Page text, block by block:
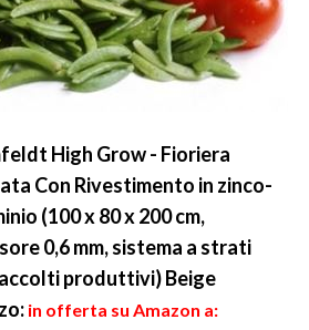
High Grow - Fioriera
Con Rivestimento in zinco-
(100 x 80 x 200 cm,
0,6 mm, sistema a strati
produttivi) Beige
in offerta su Amazon a: